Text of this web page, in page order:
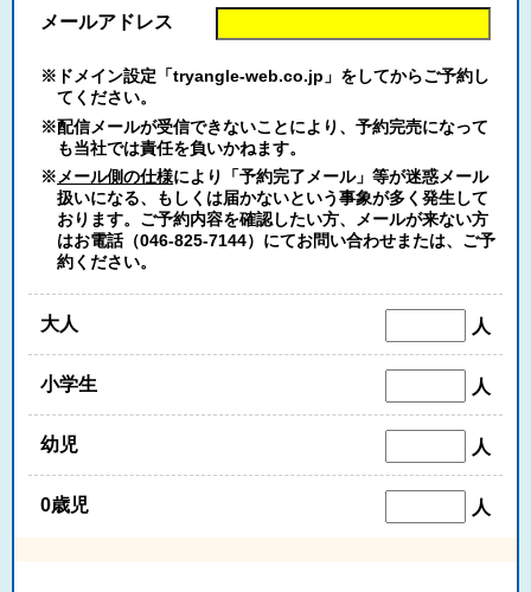
メールアドレス
※ドメイン設定「tryangle-web.co.jp」をしてからご予約し
てください。
※配信メールが受信できないことにより、予約完売になって
も当社では責任を負いかねます。
※メール側の仕様により「予約完了メール」等が迷惑メール
扱いになる、もしくは届かないという事象が多く発生して
おります。ご予約内容を確認したい方、メールが来ない方
はお電話（046-825-7144）にてお問い合わせまたは、ご予
約ください。
大人 人
小学生 人
幼児 人
0歳児 人